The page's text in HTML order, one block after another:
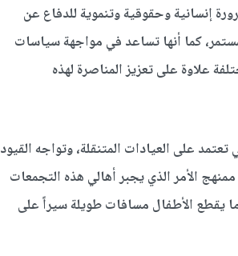
إنسانية وحقوقية وتنموية للدفاع عن
كما أنها تساعد في مواجهة سياسات
علاوة على تعزيز المناصرة لهذه
على العيادات المتنقلة، وتواجه القيود
الأمر الذي يجبر أهالي هذه التجمعات
ما يقطع الأطفال مسافات طويلة سيراً على